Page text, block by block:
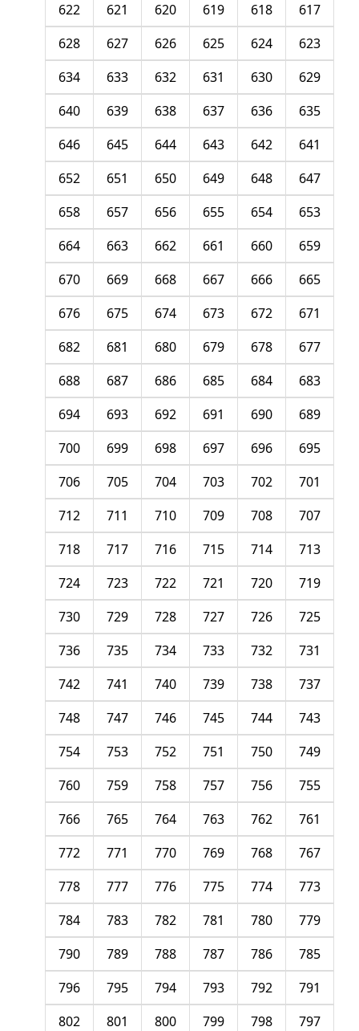
617
618
619
620
621
622
623
624
625
626
627
628
629
630
631
632
633
634
635
636
637
638
639
640
641
642
643
644
645
646
647
648
649
650
651
652
653
654
655
656
657
658
659
660
661
662
663
664
665
666
667
668
669
670
671
672
673
674
675
676
677
678
679
680
681
682
683
684
685
686
687
688
689
690
691
692
693
694
695
696
697
698
699
700
701
702
703
704
705
706
707
708
709
710
711
712
713
714
715
716
717
718
719
720
721
722
723
724
725
726
727
728
729
730
731
732
733
734
735
736
737
738
739
740
741
742
743
744
745
746
747
748
749
750
751
752
753
754
755
756
757
758
759
760
761
762
763
764
765
766
767
768
769
770
771
772
773
774
775
776
777
778
779
780
781
782
783
784
785
786
787
788
789
790
791
792
793
794
795
796
797
798
799
800
801
802